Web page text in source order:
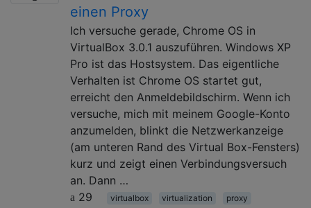
einen Proxy
Ich versuche gerade, Chrome OS in
VirtualBox 3.0.1 auszuführen. Windows XP
Pro ist das Hostsystem. Das eigentliche
Verhalten ist Chrome OS startet gut,
erreicht den Anmeldebildschirm. Wenn ich
versuche, mich mit meinem Google-Konto
anzumelden, blinkt die Netzwerkanzeige
(am unteren Rand des Virtual Box-Fensters)
kurz und zeigt einen Verbindungsversuch
an. Dann …
29
virtualbox virtualization
proxy